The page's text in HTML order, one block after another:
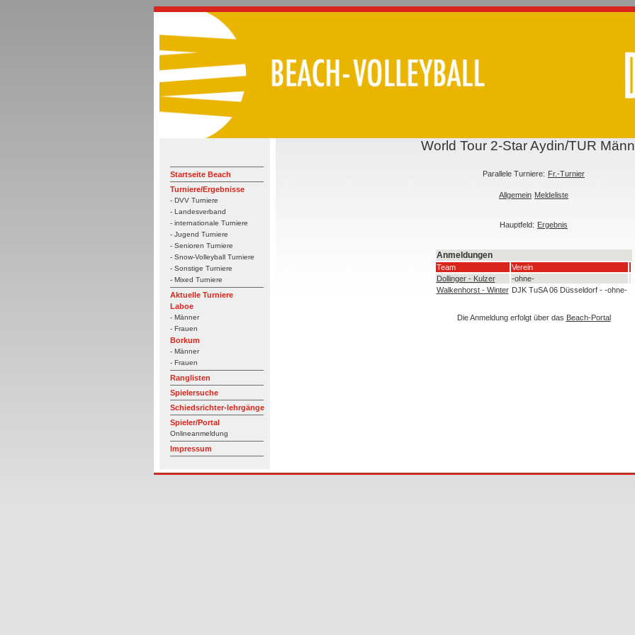
Startseite Beach
Turniere/Ergebnisse
- DVV Turniere
- Landesverband
- internationale Turniere
- Jugend Turniere
- Senioren Turniere
- Snow-Volleyball Turniere
- Sonstige Turniere
- Mixed Turniere
Aktuelle Turniere
Laboe
- Männer
- Frauen
Borkum
- Männer
- Frauen
Ranglisten
Spielersuche
Schiedsrichter-lehrgänge
Spieler/Portal
Onlineanmeldung
Impressum
World Tour 2-Star Aydin/TUR
Parallele Turniere: Fr.-Turnier
Allgemein Meldeliste
Hauptfeld: Ergebnis
Anmeldungen
Team
Verein
Dollinger - Kulzer
-ohne-
Walkenhorst - Winter DJK TuSA 06 Düsseldorf - -ohne-
Die Anmeldung erfolgt über das Beach-Portal